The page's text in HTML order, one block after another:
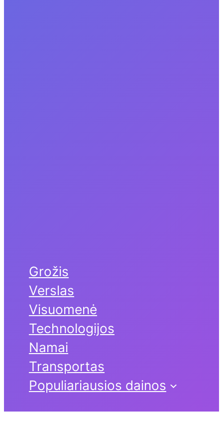
Grožis
Verslas
Visuomenė
Technologijos
Namai
Transportas
Populiariausios dainos